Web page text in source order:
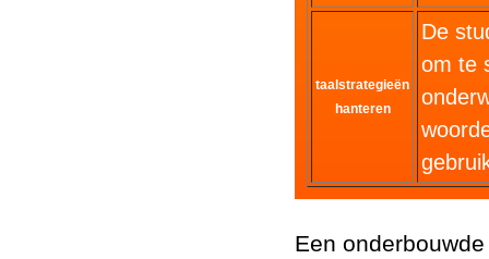
taalstrategieën
hanteren
De
om te
Een